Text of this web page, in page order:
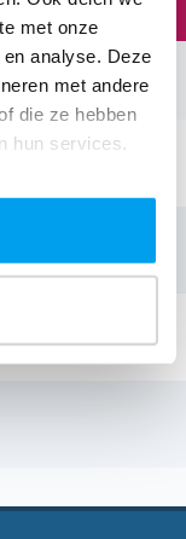
met onze
analyse. Deze
met andere
die ze hebben
hun services.